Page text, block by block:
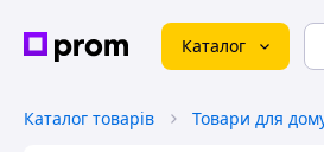
Каталог
Каталог товарів Товари для